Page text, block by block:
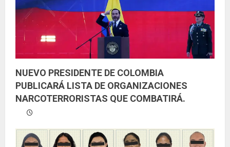
o
NUEVO PRESIDENTE DE COLOMBIA
PUBLICARÁ LISTA DE ORGANIZACIONES
NARCOTERRORISTAS QUE COMBATIRÁ.